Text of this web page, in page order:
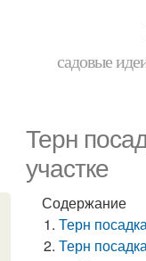
садовые
Терн
участке
Содержание
Терн
Терн